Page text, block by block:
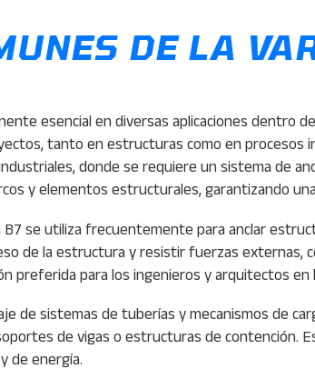
DE LA
esencial en diversas aplicaciones dentro
tanto en estructuras como en procesos
donde se requiere un sistema de
y elementos estructurales, garantizando
se utiliza frecuentemente para anclar
de la estructura y resistir fuerzas externas,
preferida para los ingenieros y arquitectos en
de sistemas de tuberías y mecanismos de
de vigas o estructuras de contención.
de energía.